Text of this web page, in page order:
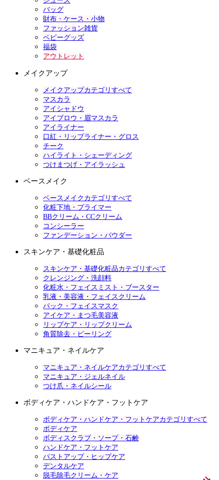
バッグ
財布・ケース・小物
ファッション雑貨
ベビーグッズ
福袋
アウトレット
メイクアップ
メイクアップカテゴリすべて
マスカラ
アイシャドウ
アイブロウ・眉マスカラ
アイライナー
口紅・リップライナー・グロス
チーク
ハイライト・シェーディング
つけまつげ・アイラッシュ
ベースメイク
ベースメイクカテゴリすべて
化粧下地・プライマー
BBクリーム・CCクリーム
コンシーラー
ファンデーション・パウダー
スキンケア・基礎化粧品
スキンケア・基礎化粧品カテゴリすべて
クレンジング・洗顔料
化粧水・フェイスミスト・ブースター
乳液・美容液・フェイスクリーム
パック・フェイスマスク
アイケア・まつ毛美容液
リップケア・リップクリーム
角質除去・ピーリング
マニキュア・ネイルケア
マニキュア・ネイルケアカテゴリすべて
マニキュア・ジェルネイル
つけ爪・ネイルシール
ボディケア・ハンドケア・フットケア
ボディケア・ハンドケア・フットケアカテゴリすべて
ボディケア
ボディスクラブ・ソープ・石鹸
ハンドケア・フットケア
バストアップ・ヒップケア
デンタルケア
脱毛除毛クリーム・ケア